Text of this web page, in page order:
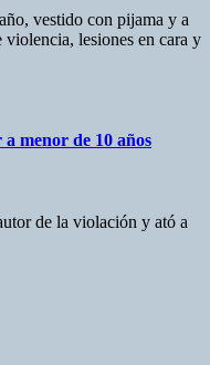
vestido con pijama y a
violencia, lesiones en cara y
menor de 10 años
de la violación y ató a